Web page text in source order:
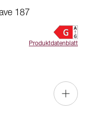
187
Produktdatenblatt